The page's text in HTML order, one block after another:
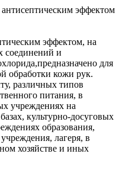
антисептическим эффектом
эффектом, на
соединений и
для
обработки кожи рук.
различных типов
питания, в
учреждениях на
культурно-досуговых
образования,
лагеря, в
хозяйстве и иных